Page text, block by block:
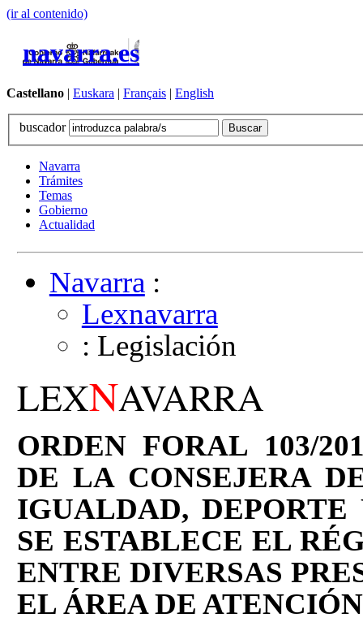
(ir al contenido)
navarra.es
Castellano | Euskara | Français | English
buscador
Navarra
Trámites
Temas
Gobierno
Actualidad
Navarra:
Lexnavarra
: Legislación
LEXNAVARRA
ORDEN FORAL 103/
DE LA CONSEJERA
IGUALDAD,
SE ESTABLECE EL
ENTRE DIVERSAS
EL ÁREA DE